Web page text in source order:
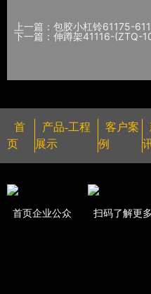
上一篇：包胶小杠铃61175-
下一篇：伸蹲架41116-(ZTQ-
首
页
产品-工程
展示
客户案
例
首页企业公众 扫码了解更多